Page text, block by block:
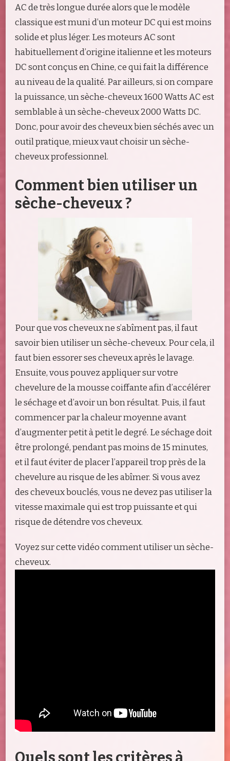
AC de très longue durée alors que le modèle
classique est muni d’un moteur DC qui est moins
solide et plus léger. Les moteurs AC sont
habituellement d’origine italienne et les moteurs
DC sont conçus en Chine, ce qui fait la différence
au niveau de la qualité. Par ailleurs, si on compare
la puissance, un sèche-cheveux 1600 Watts AC est
semblable à un sèche-cheveux 2000 Watts DC.
Donc, pour avoir des cheveux bien séchés avec un
outil pratique, mieux vaut choisir un sèche-
cheveux professionnel.
Comment bien utiliser un
sèche-cheveux ?
Pour que vos cheveux ne s’abîment pas, il faut
savoir bien utiliser un sèche-cheveux. Pour cela, il
faut bien essorer ses cheveux après le lavage.
Ensuite, vous pouvez appliquer sur votre
chevelure de la mousse coiffante afin d’accélérer
le séchage et d’avoir un bon résultat. Puis, il faut
commencer par la chaleur moyenne avant
d’augmenter petit à petit le degré. Le séchage doit
être prolongé, pendant pas moins de 15 minutes,
et il faut éviter de placer l’appareil trop près de la
chevelure au risque de les abîmer. Si vous avez
des cheveux bouclés, vous ne devez pas utiliser la
vitesse maximale qui est trop puissante et qui
risque de détendre vos cheveux.
Voyez sur cette vidéo comment utiliser un sèche-
cheveux.